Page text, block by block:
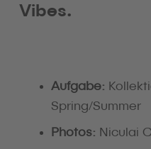
Vibes.
Aufgabe:
Spring/Summer
Photos: Niculai